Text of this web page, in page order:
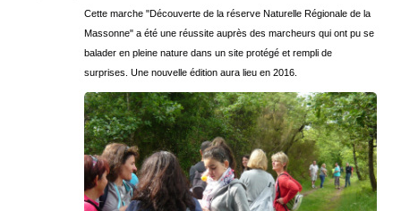
Cette marche "Découverte de la réserve Naturelle Régionale de la
Massonne" a été une réussite auprès des marcheurs qui ont pu se
balader en pleine nature dans un site protégé et rempli de
surprises. Une nouvelle édition aura lieu en 2016.